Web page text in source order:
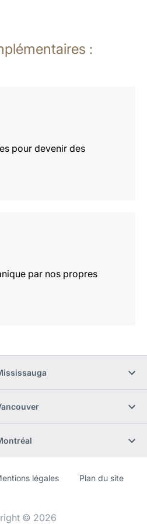
:
pour devenir des
par nos propres
légales Plan du site
© 2026